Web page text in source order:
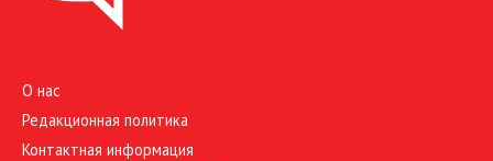
О нас
Редакционная политика
Контактная информация